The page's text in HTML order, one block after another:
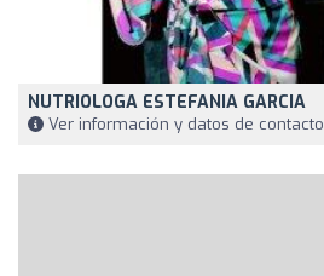
NUTRIOLOGA ESTEFANIA GARCIA
Ver información y datos de contacto